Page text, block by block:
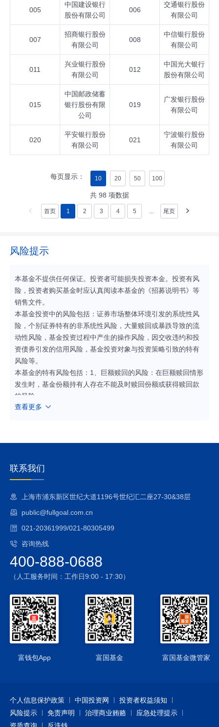
005
中国建设银行
股份有限公司
006
交通银行股份
有限公司
007
招商银行股份
有限公司
008
中信银行股份
有限公司
011
兴业银行股份
有限公司
012
中国光大银行
股份有限公司
015
中国邮政储蓄
银行股份有限
公司
019
广发银行股份
有限公司
020
平安银行股份
有限公司
021
宁波银行股份
有限公司
每页显示： 10 20 50 100
共 98 项数据
首页 1 2 3 4 5 ... 尾页
风险提示
本基金不提供任何保证。投资者可能损失投资本金。投资有风
险，投资者购买基金时应认真阅读本基金的《招募说明书》等
销售文件。
本基金投资中的风险包括：证券市场整体环境引发的系统性风
险，个别证券特有的非系统性风险，大量赎回或暴跌导致的流
动性风险，基金投资过程中产生的操作风险，因交收违约和投
资债券引发的信用风险，基金投资对象与投资策略引致的特有
风险等。
本基金的特有风险包括：1、巨额赎回的风险：在巨额赎回情形
发生时，基金份额持有人存在不能及时赎回份额或获得赎回款
的风险。
2、投资中小企业私募债券的风险：本基金的投资范围包括中小
主要包括信用风险、流动性风险、市场风险等。
风险、流动性风险、提前偿付风险、操作风险和法律风险等。
4、股指期货投资风险：期货市场与现货市场不同，采取保证金
限于现金管理和套期保值等用途，在极端情况下，期货市场波
动仍可能对基金资产造成不良影响。
5、国债期货投资风险：本基金的投资范围包括国债期货，国债
6、港股通每日额度限制：港股通业务实施每日额度限制。在联
交所开市前时段，当日额度使用完毕的，新增的买单申报将面
临失败的风险；在联交所持续交易时段或收市竞价交易时段，
通进行买入交易的风险。
7、汇率风险：本基金将投资港股通标的股票，面临汇率风险，
汇率波动可能对基金的投资收益造成损失。
8、境外投资风险
（1）本基金将通过港股通投资于香港市场，在市场进入、可投
资对象、税务政策等方面都有一定的限制，而且此类限制可能
易规则等差异带来的特有风险。参与香港股票投资还将面临包
括但不限于如下特殊风险：涨跌幅限制、流动性风险、在暂停
服务期间无法进行港股通交易的风险、特殊交易风险和代理投
查看更多
联系我们
上海市浦东新区世纪大道1196号世纪汇二座27-30&38层
public@fullgoal.com.cn
021-20361999/021-80305499
咨询热线
400-888-0688
（人工服务时间：工作日9:00 - 17:30）
富钱包App 富国基金 富国基金微管家
个人信息保护政策 中国投资网
投资者权益须知
风险提示
免责声明 治理商业贿赂
应急处理提示